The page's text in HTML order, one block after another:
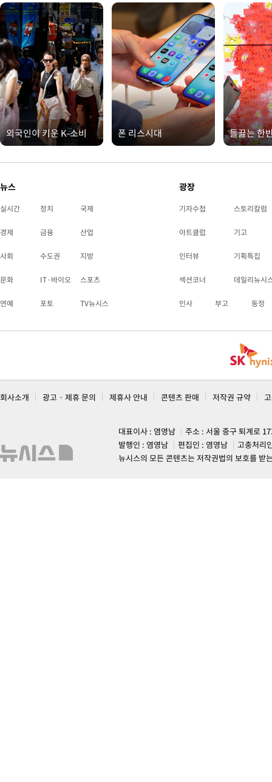
외국인이 키운 K-소비 폰 리스시대 들끓는 한
뉴스
실시간 정치 국제
경제 금융 산업
사회 수도권 지방
문화 IT·바이오 스포츠
연예 포토 TV뉴시스
광장
기자수첩 스토리칼럼
아트클럽 기고
인터뷰 기획특집
섹션코너 데일리뉴시
인사 부고 동정
회사소개 광고 · 제휴 문의 제휴사 안내 콘텐츠 판매 저작권 규약
대표이사 : 염영남
주소 : 서울 중구 퇴계로
발행인 : 염영남
편집인 : 염영남
고충처리
뉴시스의 모든 콘텐츠는 저작권법의 보호를